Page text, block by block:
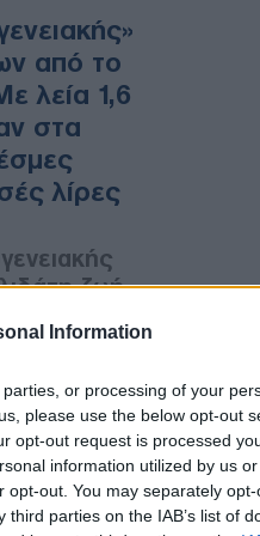
Information
or processing of your
please use the below opt-out
opt-out request is processed
information utilized by us
out. You may separately
parties on the IAB’s list of
από το
λεία 1,6
στα
λίρες
ζωή
η
-